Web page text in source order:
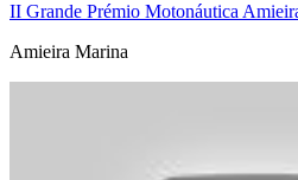
II Grande Prémio Motonáutica
Amieira Marina